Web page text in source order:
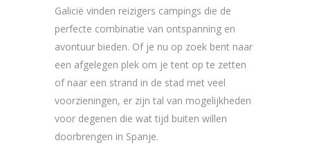
Galicië vinden reizigers campings die de
perfecte combinatie van ontspanning en
avontuur bieden. Of je nu op zoek bent naar
een afgelegen plek om je tent op te zetten
of naar een strand in de stad met veel
voorzieningen, er zijn tal van mogelijkheden
voor degenen die wat tijd buiten willen
doorbrengen in Spanje.